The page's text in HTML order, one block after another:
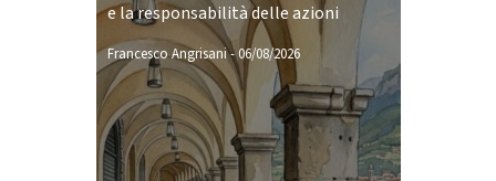
e la responsabilità delle azioni
Francesco Angrisani-06/08/2026